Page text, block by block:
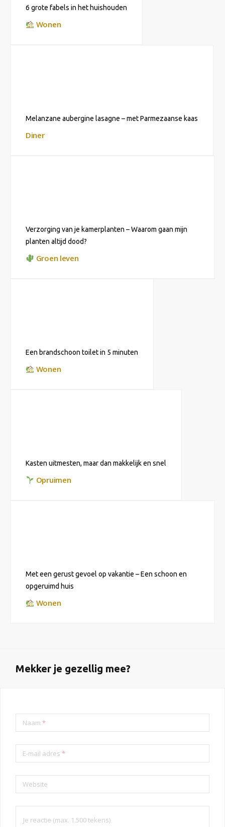
6 grote fabels in het huishouden
Wonen
Melanzane aubergine lasagne – met Parmezaanse kaas
Diner
Verzorging van je kamerplanten – Waarom gaan mijn
planten altijd dood?
Groen leven
Een brandschoon toilet in 5 minuten
Wonen
Kasten uitmesten, maar dan makkelijk en snel
Opruimen
Met een gerust gevoel op vakantie – Een schoon en
opgeruimd huis
Wonen
Mekker je gezellig mee?
Naam *
E-mail adres *
Website